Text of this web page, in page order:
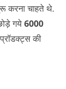
करना चाहते थे.
गये6000
की